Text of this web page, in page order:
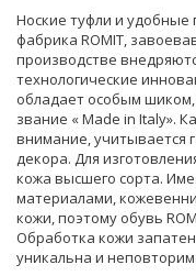
Ноские туфли и удобные
фабрика ROMIT,
производстве
технологические
обладает особым
звание « Made in Italy».
внимание, учитывается
декора. Для
кожа высшего сорта.
материалами,
кожи, поэтому обувь
Обработка кожи
уникальна и